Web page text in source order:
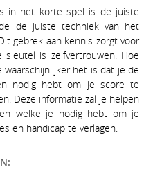
in het korte spel is de juiste
de juiste techniek van het
gebrek aan kennis zorgt voor
is zelfvertrouwen. Hoe
het is dat je de
nodig hebt om je score te
Deze informatie zal je helpen
welke je nodig hebt om je
en handicap te verlagen.